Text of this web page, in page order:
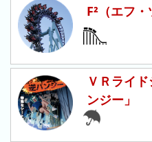
キ
ン
グ
去
年
の
ラ
ン
F²（エフ・
ＶＲライ
ンジー」